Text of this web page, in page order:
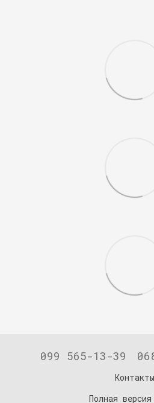
099 565-13-39
Контакты
Полная